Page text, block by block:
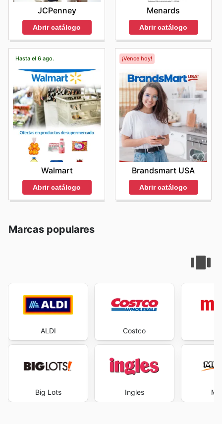
JCPenney
Abrir catálogo
Menards
Abrir catálogo
Hasta el 6 ago.
Walmart
Abrir catálogo
¡Vence hoy!
Brandsmart USA
Abrir catálogo
Marcas populares
ALDI
Big Lots
Costco
Ingles